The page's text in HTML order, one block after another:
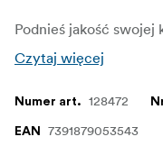
Czytaj więcej
Numer art. 128472
EAN 7391879053543